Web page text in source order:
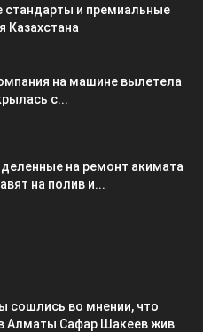
стандарты и премиальные
Казахстана
на машине вылетела
с...
на ремонт акимата
на полив и...
сошлись во мнении, что
Алматы Сафар Шакеев жив